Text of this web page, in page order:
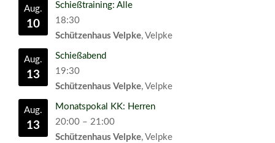
Aug.
10
Schießtraining: Alle
18:30
Schützenhaus Velpke, Velpke
Aug.
13
Schießabend
19:30
Schützenhaus Velpke, Velpke
Aug.
13
Monatspokal KK: Herren
20:00 – 21:00
Schützenhaus Velpke, Velpke